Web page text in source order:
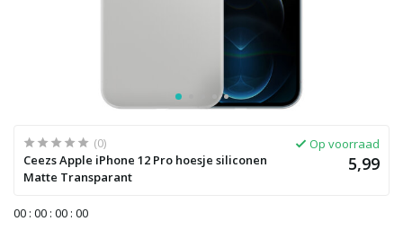
(0)
Ceezs Apple iPhone 12 Pro hoesje siliconen
Matte Transparant
Op voorraad
5,99
00 : 00 : 00 : 00